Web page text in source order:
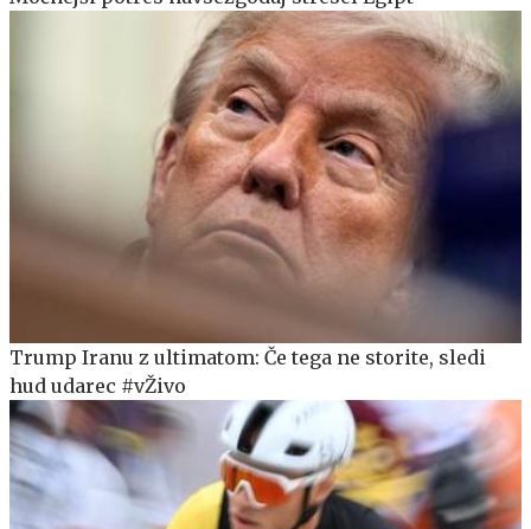
Trump Iranu z ultimatom: Če tega ne storite, sledi
hud udarec #vŽivo